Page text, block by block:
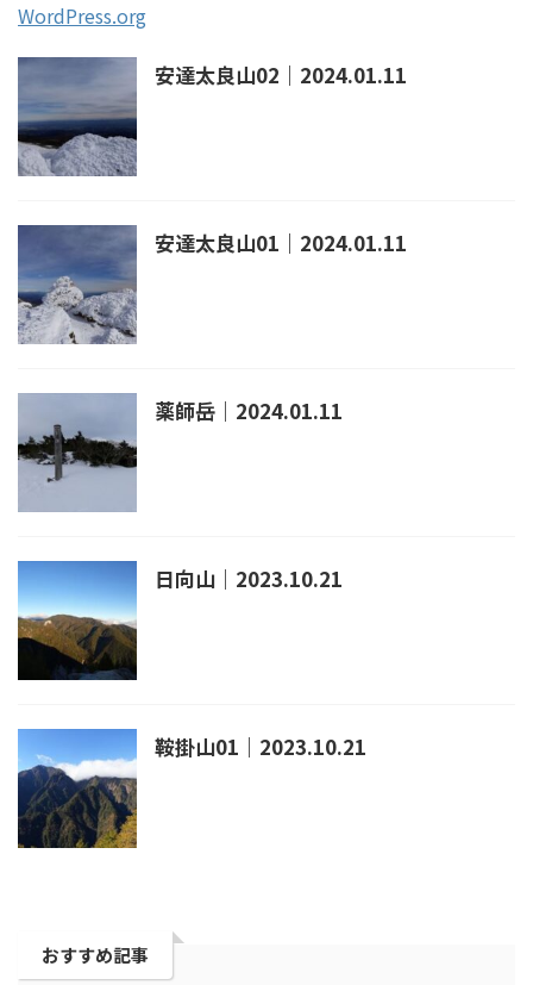
WordPress.org
安達太良山02｜2024.01.11
安達太良山01｜2024.01.11
薬師岳｜2024.01.11
日向山｜2023.10.21
鞍掛山01｜2023.10.21
おすすめ記事